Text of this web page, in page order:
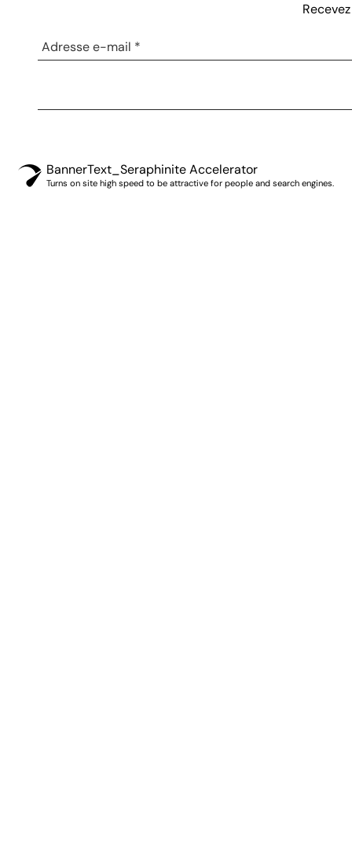
BannerText_Seraphinite Accelerator
Turns on site high speed to be attractive for people and search engines.